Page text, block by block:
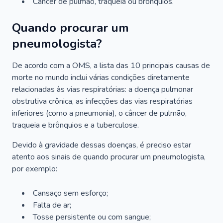
Quando procurar um
pneumologista?
De acordo com a OMS, a lista das 10 principais causas de
morte no mundo inclui várias condições diretamente
relacionadas às vias respiratórias: a doença pulmonar
obstrutiva crônica, as infecções das vias respiratórias
inferiores (como a pneumonia), o câncer de pulmão,
traqueia e brônquios e a tuberculose.
Devido à gravidade dessas doenças, é preciso estar
atento aos sinais de quando procurar um pneumologista,
por exemplo:
Cansaço sem esforço;
Falta de ar;
Tosse persistente ou com sangue;